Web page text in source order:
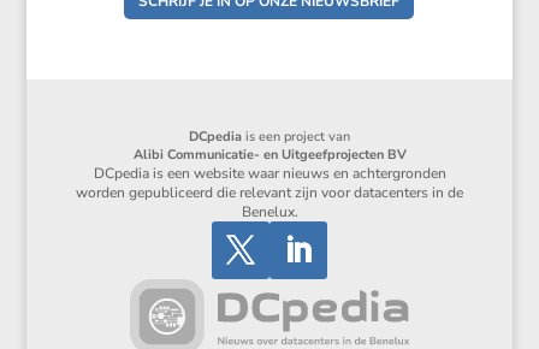
DCpedia is een project van
Alibi Communicatie- en Uitgeefprojecten BV
DCpedia is een website waar nieuws en achtergronden
worden gepubliceerd die relevant zijn voor datacenters in de
Benelux.